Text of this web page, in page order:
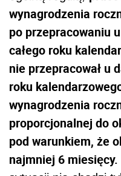
wynagrodzenia
po przepracowaniu
całego roku
nie przepracował u
roku
wynagrodzenia
proporcjonalnej do
pod warunkiem, że
najmniej 6 miesięcy.